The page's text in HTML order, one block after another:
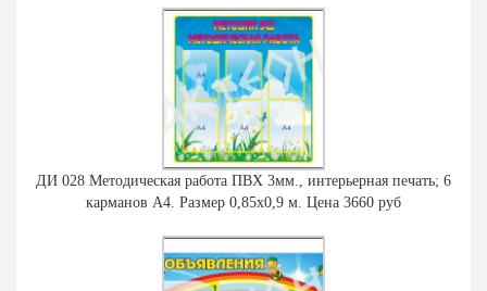
ДИ 028 Методическая работа ПВХ 3мм., интерьерная печать; 6
карманов А4. Размер 0,85х0,9 м. Цена 3660 руб